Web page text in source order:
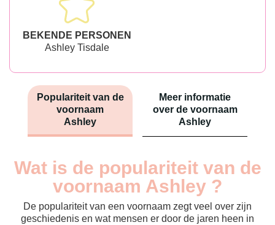
BEKENDE PERSONEN
Ashley Tisdale
Populariteit van de
voornaam
Ashley
Meer informatie
over de voornaam
Ashley
Wat is de populariteit van de
voornaam Ashley ?
De populariteit van een voornaam zegt veel over zijn
geschiedenis en wat mensen er door de jaren heen in
Année
Nouveaux-
nés
2010
58
2011
55